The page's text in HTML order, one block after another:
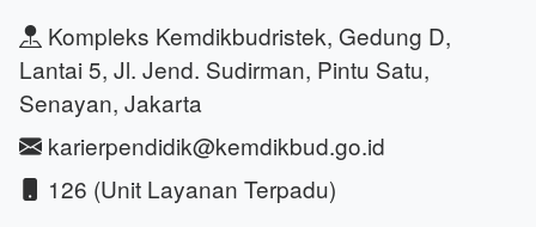
Kompleks Kemdikbudristek, Gedung D,
Lantai 5, Jl. Jend. Sudirman, Pintu Satu,
Senayan, Jakarta
karierpendidik@kemdikbud.go.id
126 (Unit Layanan Terpadu)